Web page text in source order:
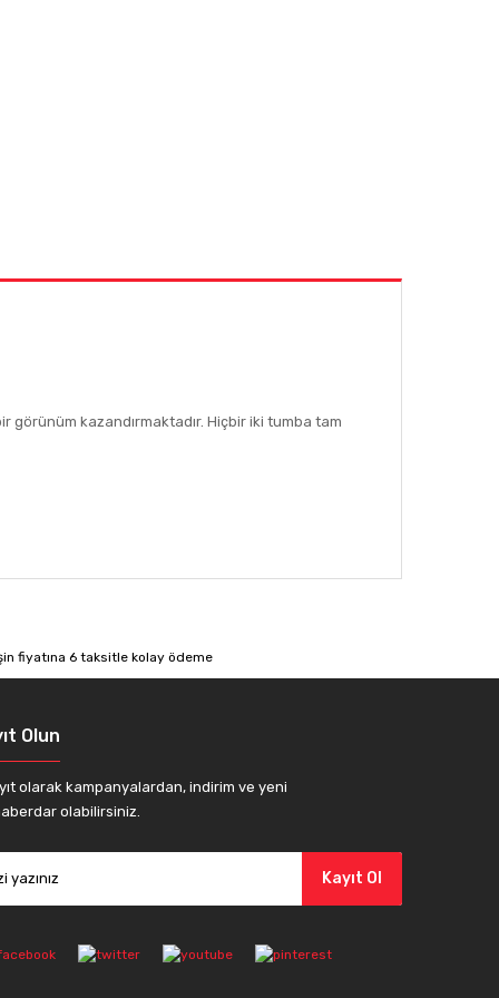
görünüm kazandırmaktadır. Hiçbir iki tumba tam
Olun
olarak kampanyalardan, indirim ve yeni
olabilirsiniz.
Kayıt Ol